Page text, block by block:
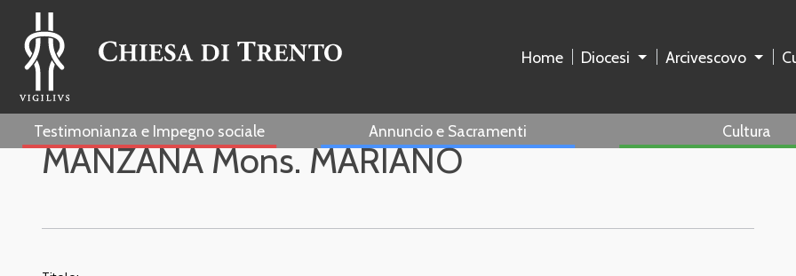
Home Diocesi Arcivescovo
Testimonianza e Impegno sociale Annuncio e Sacramenti Cultura
MANZANA Mons. MARIANO